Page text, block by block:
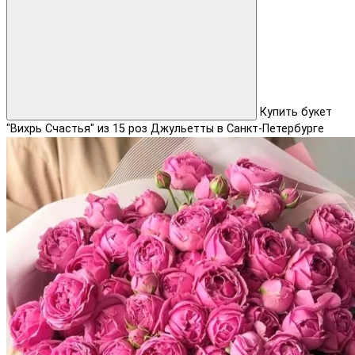
Купить букет
"Вихрь Счастья" из 15 роз Джульетты в Санкт-Петербурге